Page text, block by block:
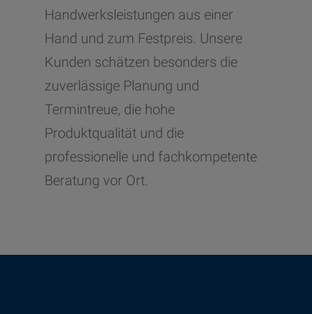
Handwerksleistungen aus einer
Hand und zum Festpreis. Unsere
Kunden schätzen besonders die
zuverlässige Planung und
Termintreue, die hohe
Produktqualität und die
professionelle und fachkompetente
Beratung vor Ort.